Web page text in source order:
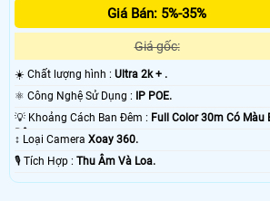
Giá Bán: 5%-35%
Giá gốc:
☀️ Chất lượng hình : Ultra 2k + .
⚛️ Công Nghệ Sử Dụng :
IP POE.
💡 Khoảng Cách Ban Đêm : Full Color 30m Có Màu
Ðêm.
↕️ Loại Camera Xoay 360.
️🎙 Tích Hợp : Thu Âm Và Loa.